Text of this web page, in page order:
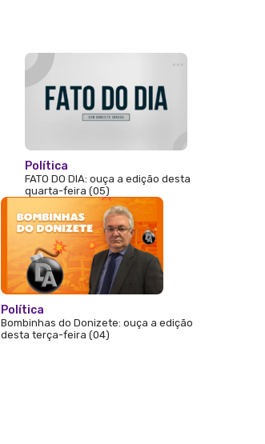
Política
FATO DO DIA: ouça a edição desta
quarta-feira (05)
Política
Bombinhas do Donizete: ouça a edição
desta terça-feira (04)